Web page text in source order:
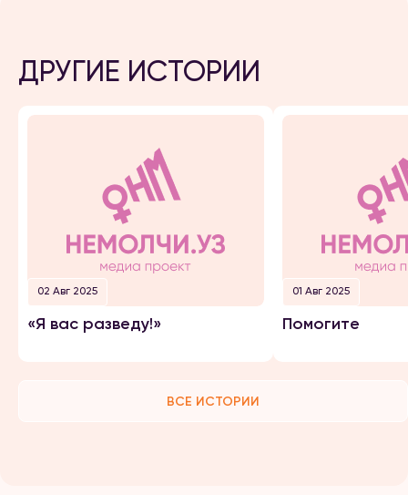
ДРУГИЕ ИСТОРИИ
02 Авг 2025
«Я вас разведу!»
01 Авг 2025
Помогите
ВСЕ ИСТОРИИ